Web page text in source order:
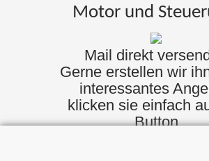
Motor und
Mail direkt
Gerne erstellen wir
interessantes
klicken sie einfach
Button